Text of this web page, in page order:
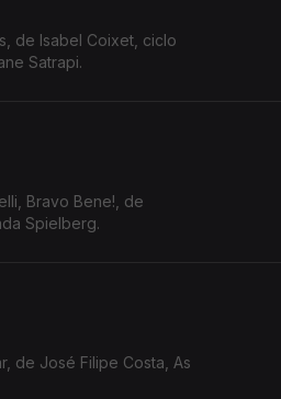
de Isabel Coixet, ciclo
Satrapi.
Bravo Bene!, de
Spielberg.
de José Filipe Costa, As